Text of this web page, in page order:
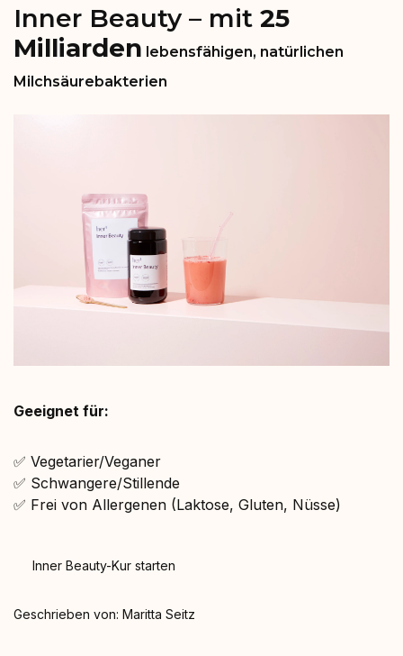
Inner Beauty – mit 25
Milliarden lebensfähigen, natürlichen
Milchsäurebakterien
Geeignet für:
✅ Vegetarier/Veganer
✅ Schwangere/Stillende
✅ Frei von Allergenen (Laktose, Gluten, Nüsse)
Inner Beauty-Kur starten
Geschrieben von: Maritta Seitz